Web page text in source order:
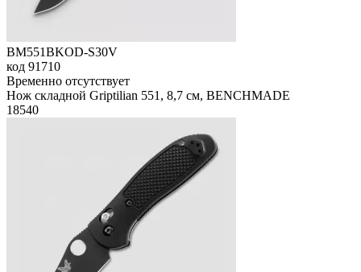
BM551BKOD-S30V
код 91710
Временно отсутствует
Нож складной Griptilian 551, 8,7 см, BENCHMADE
18540